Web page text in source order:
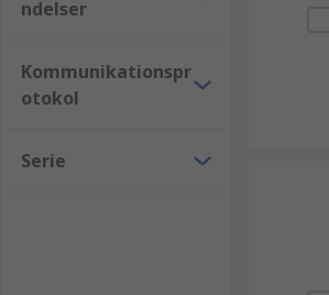
ndelser
Kommunikationspr
otokol
Serie